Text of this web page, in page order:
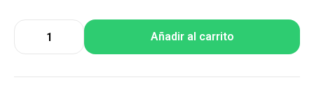
Añadir al carrito